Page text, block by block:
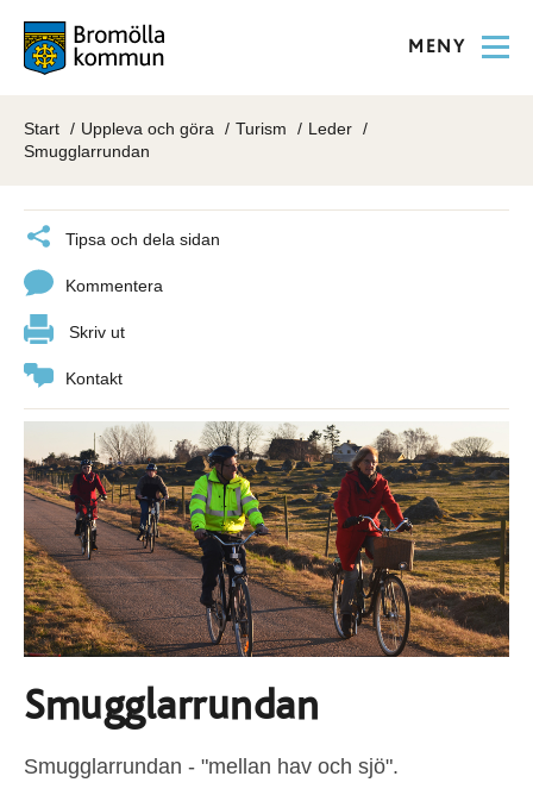
MENY
Start Uppleva och göra Turism
Leder
Smugglarrundan
Tipsa och dela sidan
Kommentera
Skriv ut
Kontakt
Smugglarrundan
Smugglarrundan - "mellan hav och sjö".